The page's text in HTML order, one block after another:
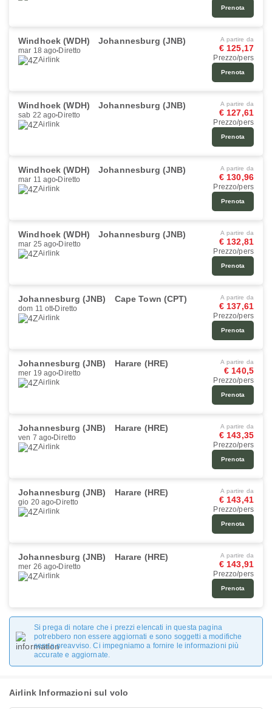
Prenota
Windhoek (WDH) Johannesburg (JNB)
mar 18 ago Diretto
Airlink
A partire da
€ 125,17
Prezzo/pers
Prenota
Windhoek (WDH) Johannesburg (JNB)
sab 22 ago Diretto
Airlink
A partire da
€ 127,61
Prezzo/pers
Prenota
Windhoek (WDH) Johannesburg (JNB)
mar 11 ago Diretto
Airlink
A partire da
€ 130,96
Prezzo/pers
Prenota
Windhoek (WDH) Johannesburg (JNB)
mar 25 ago Diretto
Airlink
A partire da
€ 132,81
Prezzo/pers
Prenota
Johannesburg (JNB) Cape Town (CPT)
dom 11 ott Diretto
Airlink
A partire da
€ 137,61
Prezzo/pers
Prenota
Johannesburg (JNB) Harare (HRE)
mer 19 ago Diretto
Airlink
A partire da
€ 140,5
Prezzo/pers
Prenota
Johannesburg (JNB) Harare (HRE)
ven 7 ago Diretto
Airlink
A partire da
€ 143,35
Prezzo/pers
Prenota
Johannesburg (JNB) Harare (HRE)
gio 20 ago Diretto
Airlink
A partire da
€ 143,41
Prezzo/pers
Prenota
Johannesburg (JNB) Harare (HRE)
mer 26 ago Diretto
Airlink
A partire da
€ 143,91
Prezzo/pers
Prenota
Si prega di notare che i prezzi elencati in questa pagina
potrebbero non essere aggiornati e sono soggetti a modifiche
senza preavviso. Ci impegniamo a fornire le informazioni più
accurate e aggiornate.
Airlink Informazioni sul volo